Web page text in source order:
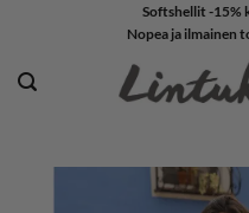
content
Softshellit -15%
Nopea ja ilmainen